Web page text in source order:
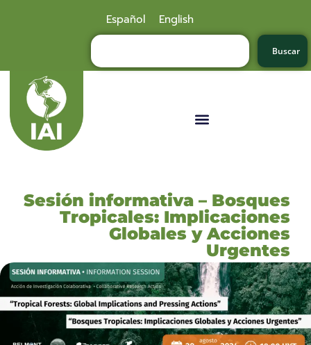
Español English
Buscar
Sesión informativa – Bosques
Tropicales: Implicaciones
Globales y Acciones
Urgentes